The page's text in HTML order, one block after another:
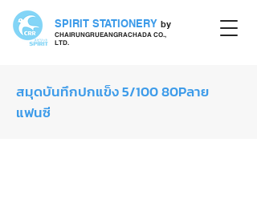
SPIRIT STATIONERY by
CHAIRUNGRUEANGRACHADA CO.,
LTD.
สมุดบันทึกปกแข็ง 5/100 80Pลาย
แฟนซี